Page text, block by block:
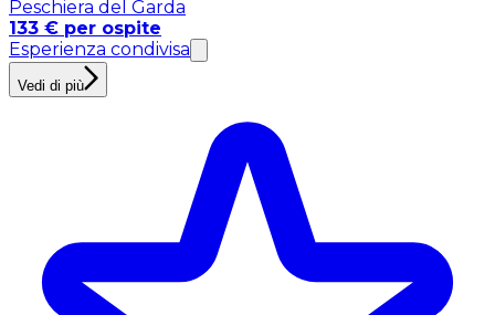
Peschiera del Garda
133 € per ospite
Esperienza condivisa
Vedi di più